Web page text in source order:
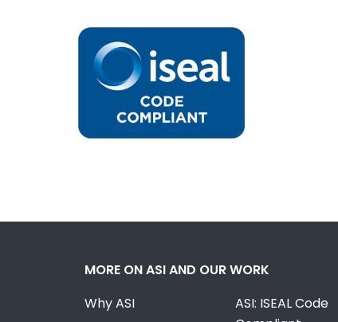
MORE ON ASI AND OUR WORK
Why ASI
ASI: ISEAL Code